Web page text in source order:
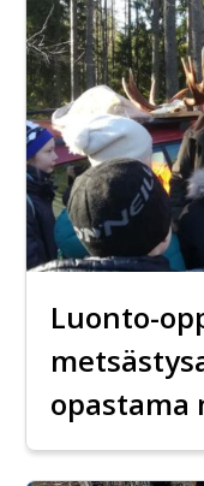
Luonto-
opastama